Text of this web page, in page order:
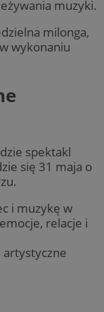
muzyki.
milonga,
wykonaniu
spektakl
się 31 maja o
i muzykę w
relacje i